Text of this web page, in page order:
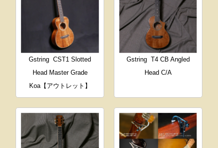
Gstring CST1 Slotted
Head Master Grade
Koa【アウトレット】
Gstring T4 CB Angled
Head C/A